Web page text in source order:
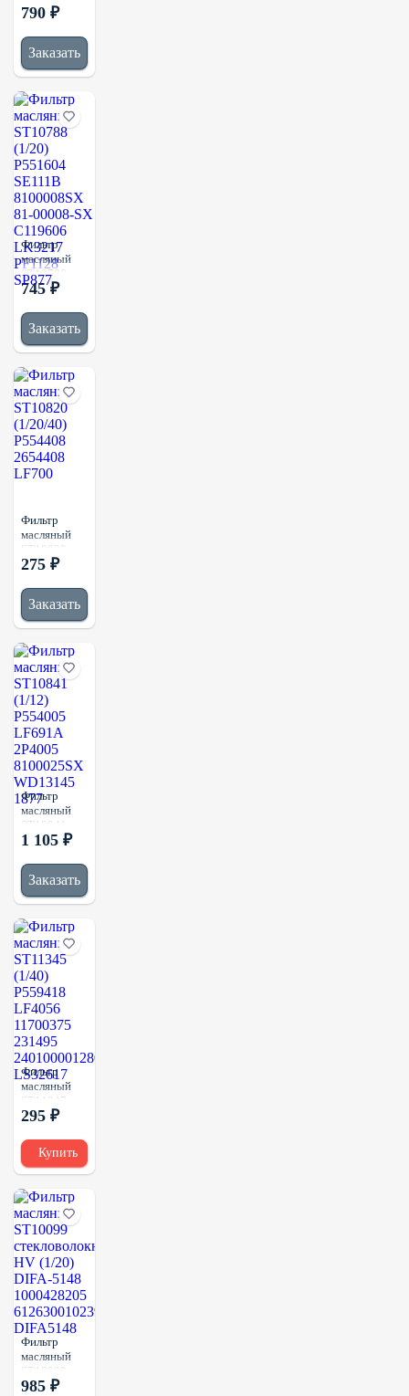
(1/20)
2P4004
1R0739
LF667
790 ₽
Заказать
Фильтр
масляный
ST10788
(1/20)
SE111B
8100008SX
81-00008-
LK3217
PF1128
SP877
745 ₽
Заказать
Фильтр
масляный
ST10820
(1/20/40)
2654408
LF700
275 ₽
Заказать
Фильтр
масляный
ST10841
(1/12)
LF691A
2P4005
8100025SX
1877
1 105 ₽
Заказать
Фильтр
масляный
ST11345
(1/40)
LF4056
11700375
231495
240100001280
LS32617
295 ₽
Купить
Фильтр
масляный
ST10099
стекловолокно
985 ₽